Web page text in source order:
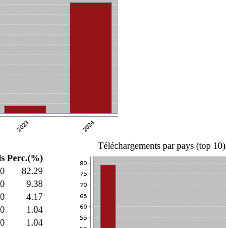
Perc.(%)
82.29
9.38
4.17
1.04
1.04
Téléchargements par pays (top 10)